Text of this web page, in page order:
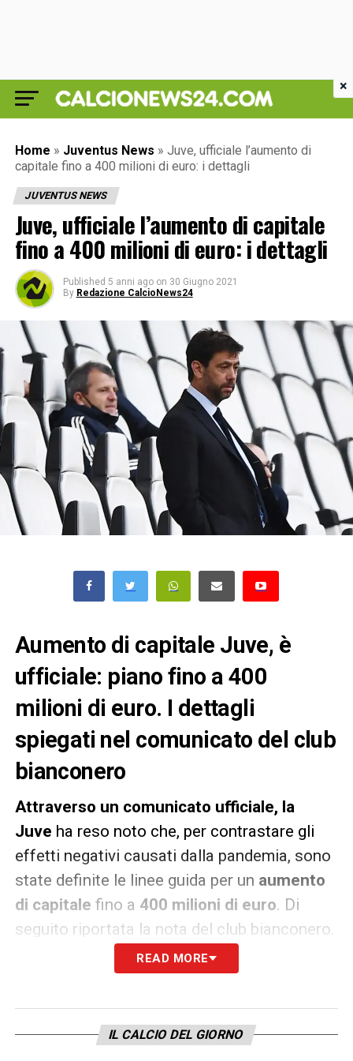
Home » Juventus News » Juve, ufficiale l’aumento di
capitale fino a 400 milioni di euro: i dettagli
JUVENTUS NEWS
Juve, ufficiale l’aumento di capitale
fino a 400 milioni di euro: i dettagli
Published 5 anni ago on 30 Giugno 2021
By Redazione CalcioNews24
Aumento di capitale Juve, è
ufficiale: piano fino a 400
milioni di euro. I dettagli
spiegati nel comunicato del club
bianconero
Attraverso un comunicato ufficiale, la
Juve ha reso noto che, per contrastare gli
effetti negativi causati dalla pandemia, sono
state definite le linee guida per un aumento
di capitale fino a 400 milioni di euro. Di
seguito riportata la nota del club bianconero.
«Il CdA esamina gli impatti della pandemia
economici negativi diretti ed indiretti.
READ MORE
IL CALCIO DEL GIORNO
×